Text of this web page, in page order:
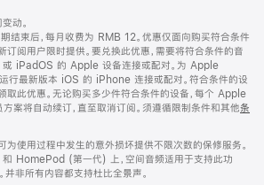
动。
结束后，每月收费为 RMB 12。优惠仅面向购买符合条件
阅用户限时提供。要兑换此优惠，需要将符合条件的音
或 iPadOS 的 Apple 设备连接或配对。为 Apple
行最新版本 iOS 的 iPhone 连接或配对。符合条件的设
取此优惠。无论购买多少件符合条件的设备，每个 Apple
案将自动续订，直至取消订阅。须遵循限制条件和其他条
使用过程中发生的意外损坏提供不限次数的保修服务。
HomePod (第一代) 上，空间音频适用于支持此功
非所有内容都支持杜比全景声。